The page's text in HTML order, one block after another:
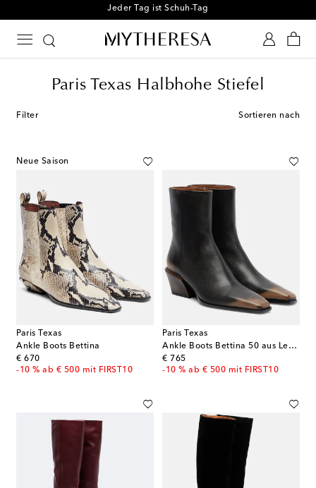
Jeder Tag ist Schuh-Tag
Paris Texas Halbhohe Stiefel
Filter Sortieren nach
Neue Saison
Paris Texas
Ankle Boots Bettina
€ 670
original price
-10 % ab € 500 mit FIRST10
Paris Texas
Ankle Boots Bettina 50 aus Leder
€ 765
original price
-10 % ab € 500 mit FIRST10